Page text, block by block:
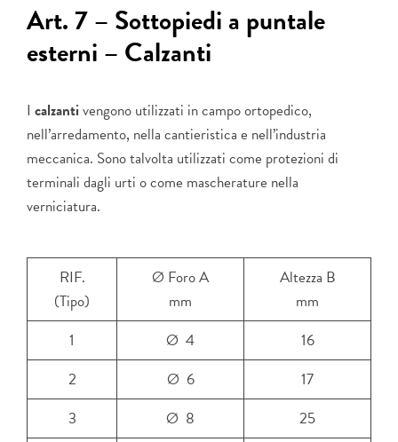
Art. 7 – Sottopiedi a puntale
esterni – Calzanti
I calzanti vengono utilizzati in campo ortopedico,
nell’arredamento, nella cantieristica e nell’industria
meccanica. Sono talvolta utilizzati come protezioni di
terminali dagli urti o come mascherature nella
verniciatura.
RIF.
(Tipo)
Ø Foro A
mm
Altezza B
mm
1
Ø 4
16
2
Ø 6
17
3
Ø 8
25